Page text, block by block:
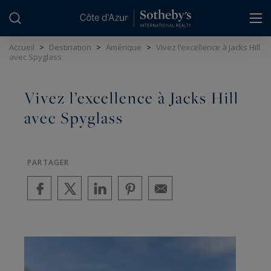
Accueil > Destination > Amérique > Vivez l’excellence à Jacks Hill
avec Spyglass
Vivez l’excellence à Jacks Hill
avec Spyglass
PARTAGER